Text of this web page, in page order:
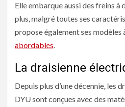
Elle embarque aussi des freins à
plus, malgré toutes ses
propose également ses modèles
abordables.
La draisienne
Depuis plus d’une décennie, les
DYU sont conçues avec des